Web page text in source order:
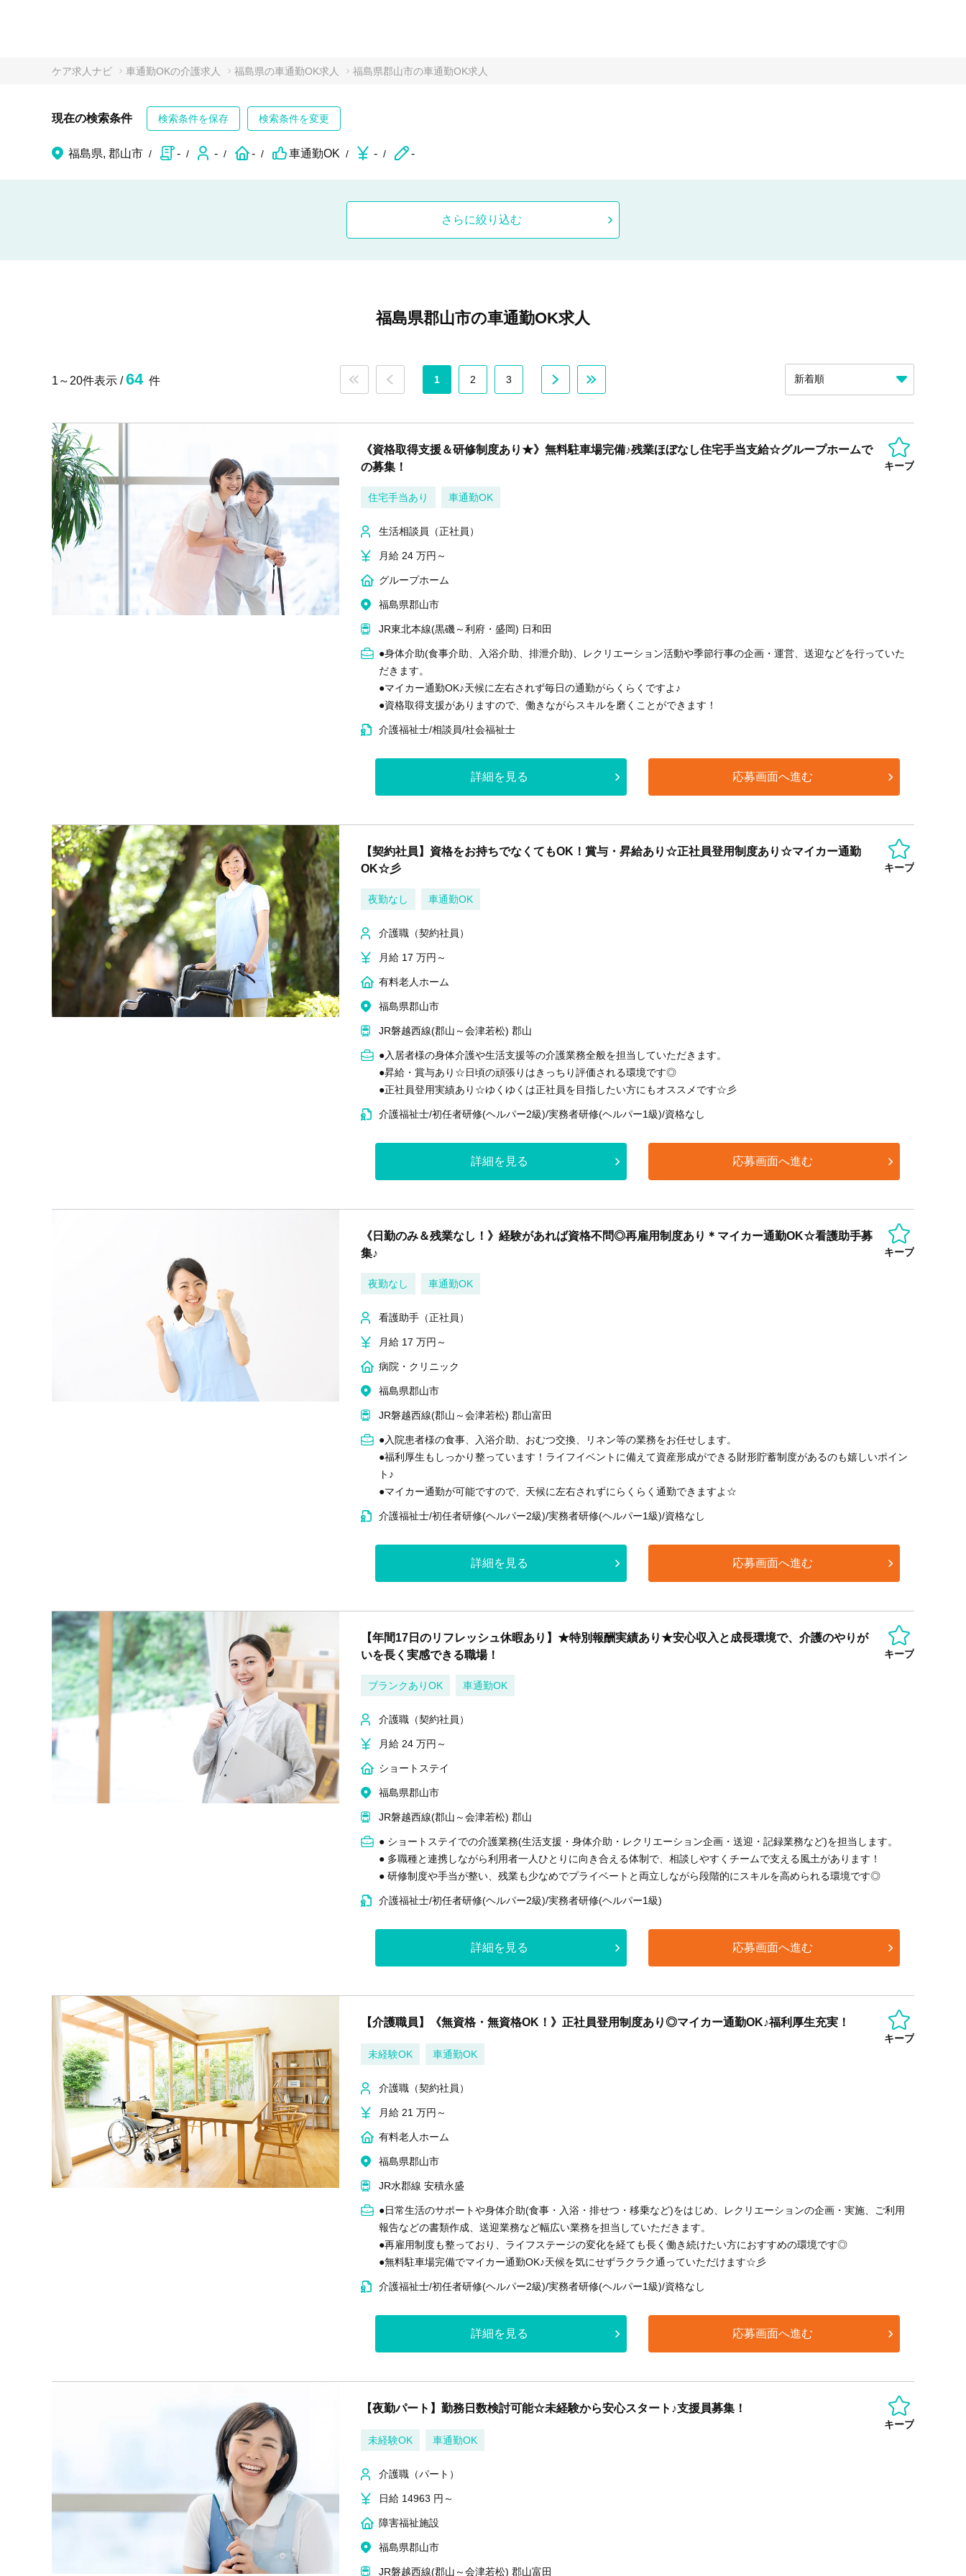
ケア求人ナビ 車通勤OKの介護求人 福島県の車通勤OK求人 福島県郡山市の車通勤OK求人
現在の検索条件 検索条件を保存 検索条件を変更
福島県, 郡山市 - - - 車通勤OK - -
さらに絞り込む
福島県郡山市の車通勤OK求人
1～20件表示 /64 件 1 2 3
《資格取得支援＆研修制度あり★》無料駐車場完備♪残業ほぼなし住宅手当支給☆グループホームで
の募集！
キープ
住宅手当あり 車通勤OK
生活相談員（正社員）
月給 24 万円～
グループホーム
福島県郡山市
JR東北本線(黒磯～利府・盛岡) 日和田
●身体介助(食事介助、入浴介助、排泄介助)、レクリエーション活動や季節行事の企画・運営、送迎などを行っていた
だきます。
●マイカー通勤OK♪天候に左右されず毎日の通勤がらくらくですよ♪
●資格取得支援がありますので、働きながらスキルを磨くことができます！
介護福祉士/相談員/社会福祉士
詳細を見る 応募画面へ進む
【契約社員】資格をお持ちでなくてもOK！賞与・昇給あり☆正社員登用制度あり☆マイカー通勤
OK☆彡
キープ
夜勤なし 車通勤OK
介護職（契約社員）
月給 17 万円～
有料老人ホーム
福島県郡山市
JR磐越西線(郡山～会津若松) 郡山
●入居者様の身体介護や生活支援等の介護業務全般を担当していただきます。
●昇給・賞与あり☆日頃の頑張りはきっちり評価される環境です◎
●正社員登用実績あり☆ゆくゆくは正社員を目指したい方にもオススメです☆彡
介護福祉士/初任者研修(ヘルパー2級)/実務者研修(ヘルパー1級)/資格なし
詳細を見る 応募画面へ進む
《日勤のみ＆残業なし！》経験があれば資格不問◎再雇用制度あり＊マイカー通勤OK☆看護助手募
集♪
キープ
夜勤なし 車通勤OK
看護助手（正社員）
月給 17 万円～
病院・クリニック
福島県郡山市
JR磐越西線(郡山～会津若松) 郡山富田
●入院患者様の食事、入浴介助、おむつ交換、リネン等の業務をお任せします。
●福利厚生もしっかり整っています！ライフイベントに備えて資産形成ができる財形貯蓄制度があるのも嬉しいポイン
ト♪
●マイカー通勤が可能ですので、天候に左右されずにらくらく通勤できますよ☆
介護福祉士/初任者研修(ヘルパー2級)/実務者研修(ヘルパー1級)/資格なし
詳細を見る 応募画面へ進む
【年間17日のリフレッシュ休暇あり】★特別報酬実績あり★安心収入と成長環境で、介護のやりが
いを長く実感できる職場！
キープ
ブランクありOK 車通勤OK
介護職（契約社員）
月給 24 万円～
ショートステイ
福島県郡山市
JR磐越西線(郡山～会津若松) 郡山
● ショートステイでの介護業務(生活支援・身体介助・レクリエーション企画・送迎・記録業務など)を担当します。
● 多職種と連携しながら利用者一人ひとりに向き合える体制で、相談しやすくチームで支える風土があります！
● 研修制度や手当が整い、残業も少なめでプライベートと両立しながら段階的にスキルを高められる環境です◎
介護福祉士/初任者研修(ヘルパー2級)/実務者研修(ヘルパー1級)
詳細を見る 応募画面へ進む
【介護職員】《無資格・無資格OK！》正社員登用制度あり◎マイカー通勤OK♪福利厚生充実！
キープ
未経験OK
車通勤OK
介護職（契約社員）
月給 21 万円～
有料老人ホーム
福島県郡山市
JR水郡線 安積永盛
●日常生活のサポートや身体介助(食事・入浴・排せつ・移乗など)をはじめ、レクリエーションの企画・実施、ご利用
報告などの書類作成、送迎業務など幅広い業務を担当していただきます。
●再雇用制度も整っており、ライフステージの変化を経ても長く働き続けたい方におすすめの環境です◎
●無料駐車場完備でマイカー通勤OK♪天候を気にせずラクラク通っていただけます☆彡
介護福祉士/初任者研修(ヘルパー2級)/実務者研修(ヘルパー1級)/資格なし
詳細を見る 応募画面へ進む
【夜勤パート】勤務日数検討可能☆未経験から安心スタート♪支援員募集！
キープ
未経験OK
車通勤OK
介護職（パート）
日給 14963 円～
障害福祉施設
福島県郡山市
JR磐越西線(郡山～会津若松) 郡山富田